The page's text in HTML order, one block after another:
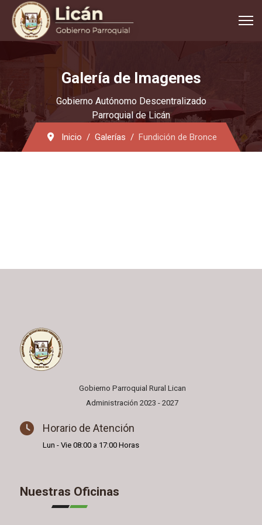
Galería de Imagenes
Gobierno Autónomo Descentralizado
Parroquial de Licán
Inicio Galerías Fundición de Bronce
Gobierno Parroquial Rural Lican
Administración 2023 - 2027
Horario de Atención
Lun - Vie 08:00 a 17:00 Horas
Nuestras Oficinas